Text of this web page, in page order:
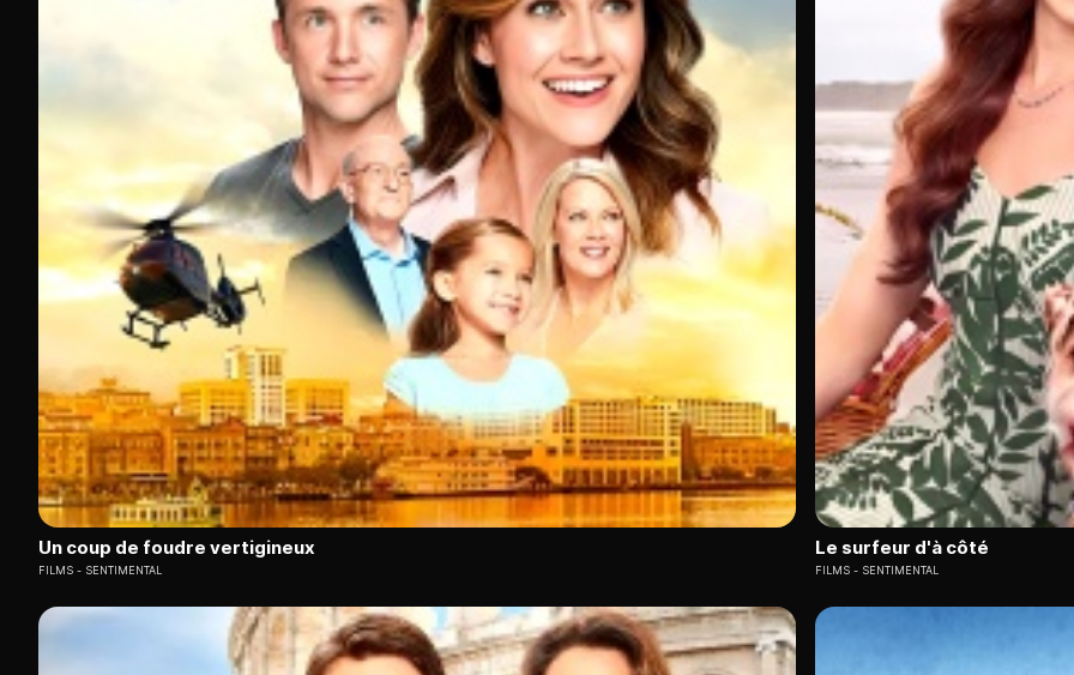
Un coup de foudre vertigineux
FILMS SENTIMENTAL
Le surfeur d'à côté
FILMS SENTIMENTAL